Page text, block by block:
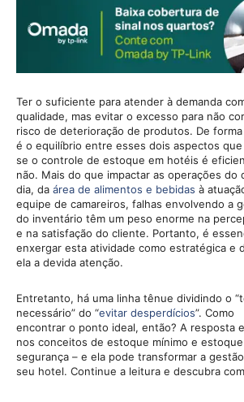
Ter o suficiente para atender à demanda
qualidade, mas evitar o excesso para não
risco de deterioração de produtos. De forma
é o equilíbrio entre esses dois aspectos que
se o controle de estoque em hotéis é
não. Mais do que impactar as operações do
dia, da área de alimentos e bebidas à
equipe de camareiros, falhas envolvendo a
do inventário têm um peso enorme na
e na satisfação do cliente. Portanto, é
enxergar esta atividade como estratégica e
ela a devida atenção.
Entretanto, há uma linha tênue dividindo o
necessário” do “evitar desperdícios”. Como
encontrar o ponto ideal, então? A resposta
nos conceitos de estoque mínimo e
segurança – e ela pode transformar a
seu hotel. Continue a leitura e descubra